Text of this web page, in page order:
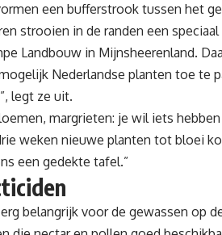
een bufferstrook tussen het
strooien in de randen een
Landbouw in Mijnsheerenland.
Nederlandse planten toe te
legt ze uit.
margrieten: je wil iets
weken nieuwe planten tot bloei
een gedekte tafel.”
belangrijk voor de gewassen op